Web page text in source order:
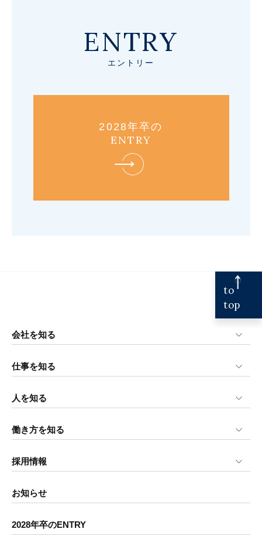
ENTRY
エントリー
2028年卒の
ENTRY
to
top
会社を知る
仕事を知る
人を知る
働き方を知る
採用情報
お知らせ
2028年卒のENTRY